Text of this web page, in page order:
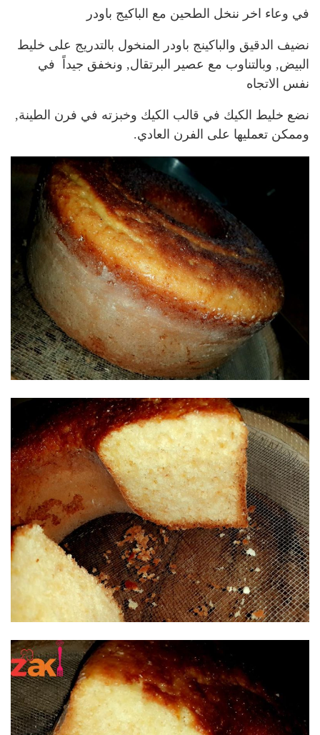
في وعاء اخر ننخل الطحين مع الباكيج باودر
نضيف الدقيق والباكينج باودر المنخول بالتدريج على خليط
البيض, وبالتناوب مع عصير البرتقال, ونخفق جيداً في
نفس الاتجاه
نضع خليط الكيك في قالب الكيك وخبزته في فرن الطينة,
وممكن تعمليها على الفرن العادي.